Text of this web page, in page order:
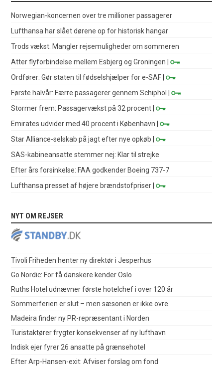
Norwegian-koncernen over tre millioner passagerer
Lufthansa har slået dørene op for historisk hangar
Trods vækst: Mangler rejsemuligheder om sommeren
Atter flyforbindelse mellem Esbjerg og Groningen |
Ordfører: Gør staten til fødselshjælper for e-SAF |
Første halvår: Færre passagerer gennem Schiphol
|
Stormer frem: Passagervækst på 32 procent |
Emirates udvider med 40 procent i København |
Star Alliance-selskab på jagt efter nye opkøb |
SAS-kabineansatte stemmer nej: Klar til strejke
Efter års forsinkelse: FAA godkender Boeing 737-7
Lufthansa presset af højere brændstofpriser |
NYT OM REJSER
Tivoli Friheden henter ny direktør i Jesperhus
Go Nordic: For få danskere kender Oslo
Ruths Hotel udnævner første hotelchef i over 120 år
Sommerferien er slut – men sæsonen er ikke ovre
Madeira finder ny PR-repræsentant i Norden
Turistaktører frygter konsekvenser af ny lufthavn
Indisk ejer fyrer 26 ansatte på grænsehotel
Efter Arp-Hansen-exit: Afviser forslag om fond